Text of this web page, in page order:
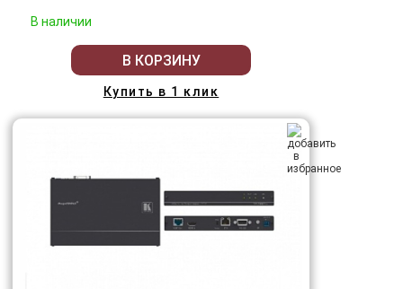
В наличии
В КОРЗИНУ
Купить в 1 клик